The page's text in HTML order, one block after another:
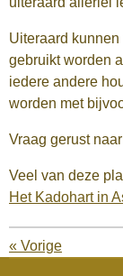
Uiteraard
gebruikt worden
iedere andere
worden met
Vraag gerust
Veel van deze
Het Kadohart in
« Vorige